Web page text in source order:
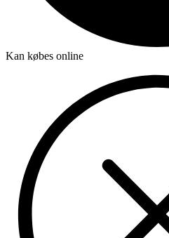
Kan købes online